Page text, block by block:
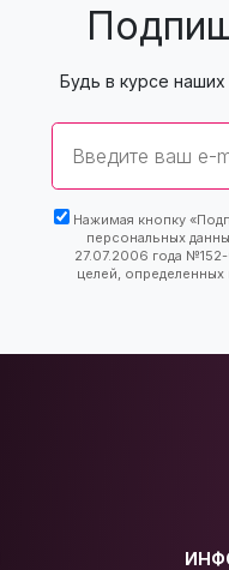
Будь в курсе
Email
Нажимая кнопку
персональных
27.07.2006 года
целей, определенных